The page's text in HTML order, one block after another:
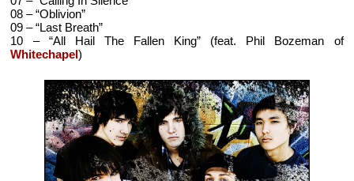
08 – “Oblivion”
09 – “Last Breath”
10 – “All Hail The Fallen King” (feat. Phil Bozeman of
Whitechapel)